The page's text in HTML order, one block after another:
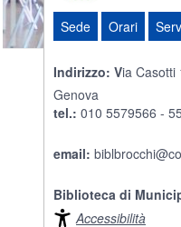
Sede Orari
Indirizzo: Via Casotti
Genova
tel.: 010 5579566 -
email:
Biblioteca di
Accessibilità